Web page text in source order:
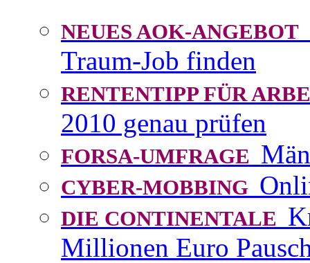
NEUES AOK-ANGEBOT
Traum-Job finden
RENTENTIPP FÜR
2010 genau prüfen
FORSA-UMFRAGE
CYBER-MOBBING
DIE CONTINENTALE
Millionen Euro